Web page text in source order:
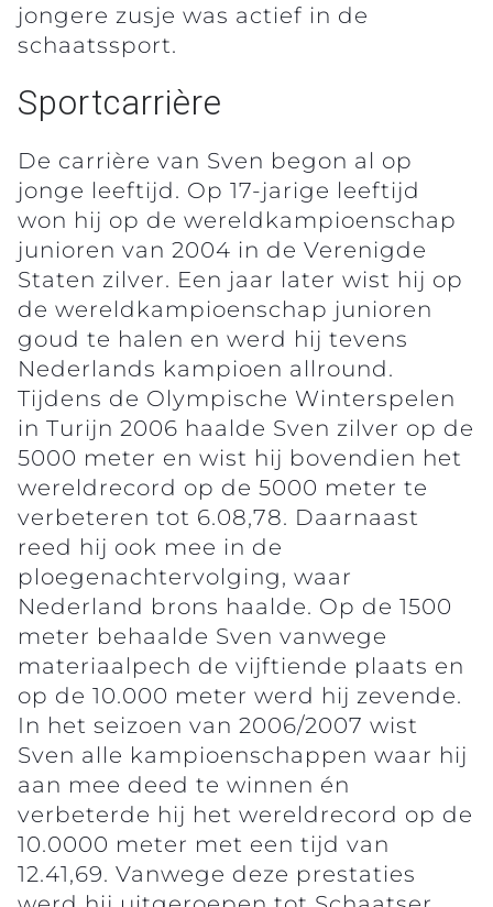
jongere zusje was actief in de
schaatssport.
Sportcarrière
De carrière van Sven begon al op
jonge leeftijd. Op 17-jarige leeftijd
won hij op de wereldkampioenschap
junioren van 2004 in de Verenigde
Staten zilver. Een jaar later wist hij op
de wereldkampioenschap junioren
goud te halen en werd hij tevens
Nederlands kampioen allround.
Tijdens de Olympische Winterspelen
in Turijn 2006 haalde Sven zilver op de
5000 meter en wist hij bovendien het
wereldrecord op de 5000 meter te
verbeteren tot 6.08,78. Daarnaast
reed hij ook mee in de
ploegenachtervolging, waar
Nederland brons haalde. Op de 1500
meter behaalde Sven vanwege
materiaalpech de vijftiende plaats en
op de 10.000 meter werd hij zevende.
In het seizoen van 2006/2007 wist
Sven alle kampioenschappen waar hij
aan mee deed te winnen én
verbeterde hij het wereldrecord op de
10.0000 meter met een tijd van
12.41,69. Vanwege deze prestaties